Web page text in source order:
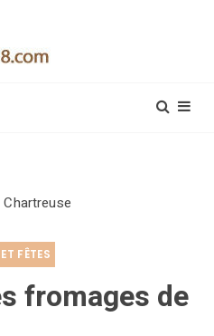
FÊTES
fromages de